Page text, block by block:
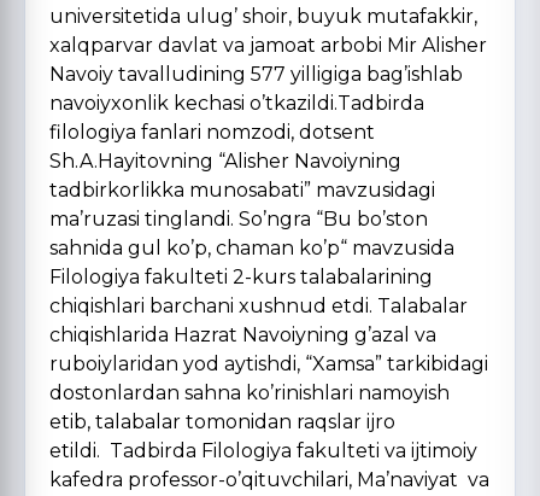
universitetida ulug’ shoir, buyuk mutafakkir,
xalqparvar davlat va jamoat arbobi Mir Alisher
Navoiy tavalludining 577 yilligiga bag’ishlab
navoiyxonlik kechasi o’tkazildi.Tadbirda
filologiya fanlari nomzodi, dotsent
Sh.A.Hayitovning “Alisher Navoiyning
tadbirkorlikka munosabati” mavzusidagi
ma’ruzasi tinglandi. So’ngra “Bu bo’ston
sahnida gul ko’p, chaman ko’p“ mavzusida
Filologiya fakulteti 2-kurs talabalarining
chiqishlari barchani xushnud etdi. Talabalar
chiqishlarida Hazrat Navoiyning g’azal va
ruboiylaridan yod aytishdi, “Xamsa” tarkibidagi
dostonlardan sahna ko’rinishlari namoyish
etib, talabalar tomonidan raqslar ijro
etildi. Tadbirda Filologiya fakulteti va ijtimoiy
kafedra professor-o’qituvchilari, Ma’naviyat va